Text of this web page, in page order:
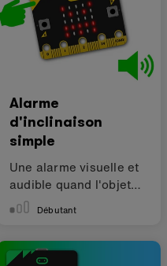
Alarme
d'inclinaison
simple
Une alarme visuelle et
audible quand l'objet
est déplacé
Débutant